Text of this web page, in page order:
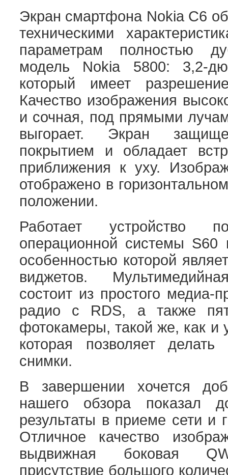
Экран смартфона Nokia C6
техническими
параметрам полностью
модель Nokia 5800: 3,2-
который имеет
Качество изображения
и сочная, под прямыми
выгорает. Экран
покрытием и обладает
приближения к уху.
отображено в
положении.
Работает устройство
операционной системы S60
особенностью которой
виджетов.
состоит из простого медиа-
радио с RDS, а также
фотокамеры, такой же, как и
которая позволяет
снимки.
В завершении хочется
нашего обзора показал
результаты в приеме сети и
Отличное качество
выдвижная боковая
присутствие большого